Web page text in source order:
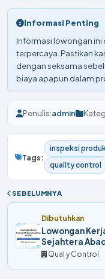
Informasi Penting
Informasi lowongan ini
terpercaya. Pastikan
dengan seksama
biaya apapun dalam
Penulis:admin
Tags:
inspeksi
quality control
SEBELUMNYA
Dibutuhkan
Lowongan
Sejahtera
Qual y Control